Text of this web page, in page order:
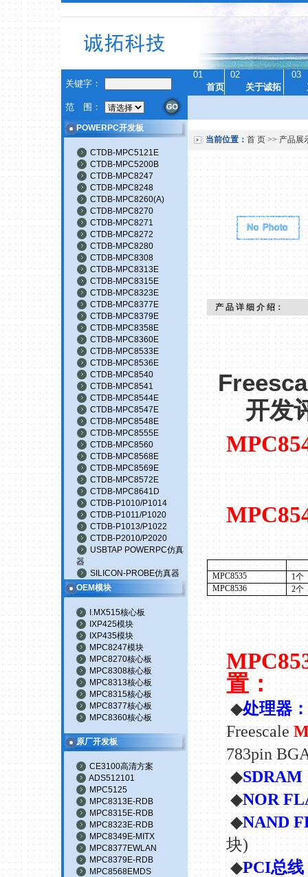
关键字：
范 围：
01 02
03
首页
关于诚拓
POWERPC开发板
CTDB-MPC5121E
CTDB-MPC5200B
CTDB-MPC8247
CTDB-MPC8248
CTDB-MPC8260(A)
CTDB-MPC8270
CTDB-MPC8271
CTDB-MPC8272
CTDB-MPC8280
CTDB-MPC8308
CTDB-MPC8313E
CTDB-MPC8315E
CTDB-MPC8323E
CTDB-MPC8377E
CTDB-MPC8379E
CTDB-MPC8358E
CTDB-MPC8360E
CTDB-MPC8533E
CTDB-MPC8536E
CTDB-MPC8540
CTDB-MPC8541
CTDB-MPC8544E
CTDB-MPC8547E
CTDB-MPC8548E
CTDB-MPC8555E
CTDB-MPC8560
CTDB-MPC8568E
CTDB-MPC8569E
CTDB-MPC8572E
CTDB-MPC8641D
CTDB-P1010/P1014
CTDB-P1011/P1020
CTDB-P1013/P1022
CTDB-P2010/P2020
USBTAP POWERPC仿真
器
SILICON-PROBE仿真器
OEM模块
I.MX515核心板
IXP425模块
IXP435模块
MPC8247模块
MPC8270核心板
MPC8308核心板
MPC8313核心板
MPC8315核心板
MPC8377核心板
MPC8360核心板
原厂开发板
CE3100高清方案
ADS512101
MPC5125
MPC8313E-RDB
MPC8315E-RDB
MPC8323E-RDB
MPC8349E-MITX
MPC8377EWLAN
MPC8379E-RDB
MPC8568EMDS
当前位置： 首 页>> 产品展
产 品 详 细 介 绍：
开发
MPC8535 1个
MPC8536
2个
置：
◆处理器：
Freescale
783pin
◆SDRAM
◆NOR
◆NAND
块)
◆PCI总线